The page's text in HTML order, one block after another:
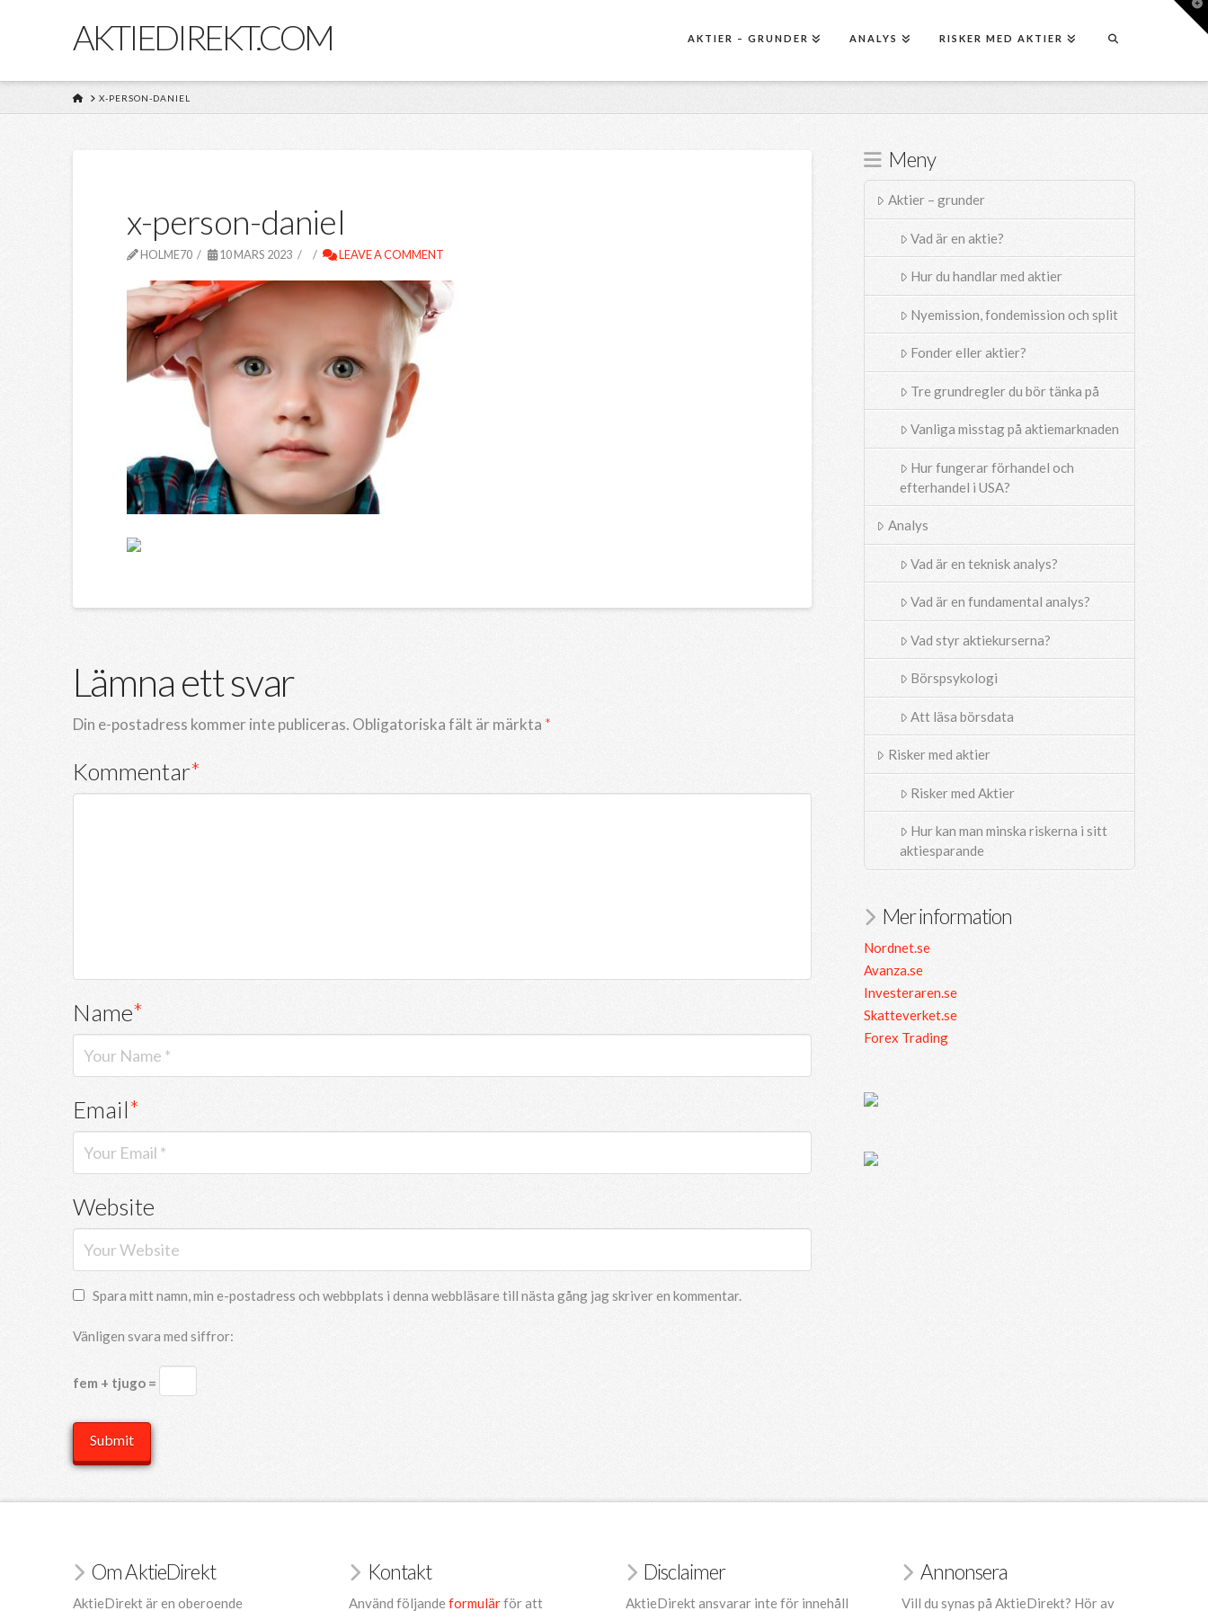
AKTIEDIREKT.COM AKTIER – GRUNDER ANALYS RISKER MED AKTIER
HOMEX-PERSON-DANIEL
x-person-daniel
HOLME70 10 MARS 2023 LEAVE A COMMENT
Lämna ett svar
Din e-postadress kommer inte publiceras. Obligatoriska fält är märkta *
Kommentar*
Name*
Email*
Website
Spara mitt namn, min e-postadress och webbplats i denna webbläsare till nästa gång jag skriver en kommentar.
Vänligen svara med siffror:
fem + tjugo =
Meny
Aktier – grunder
Vad är en aktie?
Hur du handlar med aktier
Nyemission, fondemission och split
Fonder eller aktier?
Tre grundregler du bör tänka på
Vanliga misstag på aktiemarknaden
Hur fungerar förhandel och
efterhandel i USA?
Analys
Vad är en teknisk analys?
Vad är en fundamental analys?
Vad styr aktiekurserna?
Börspsykologi
Att läsa börsdata
Risker med aktier
Risker med Aktier
Hur kan man minska riskerna i sitt
aktiesparande
Mer information
Nordnet.se
Avanza.se
Investeraren.se
Skatteverket.se
Forex Trading
Om AktieDirekt
AktieDirekt är en oberoende
Kontakt
Använd följandeformulärför att
Disclaimer
AktieDirekt ansvarar inte för innehåll
Annonsera
Vill du synas på AktieDirekt? Hör av